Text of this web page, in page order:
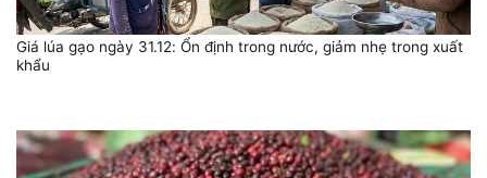
Giá lúa gạo ngày 31.12: Ổn định trong nước, giảm nhẹ trong xuất
khẩu